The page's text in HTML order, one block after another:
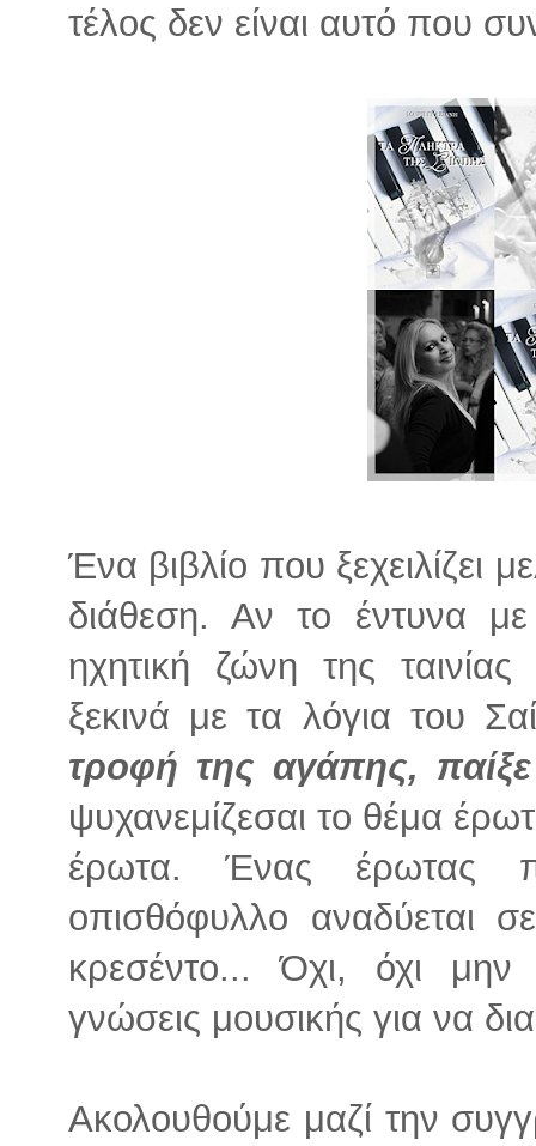
τέλος δεν είναι αυτό που
Ένα βιβλίο που ξεχειλίζει
διάθεση. Αν το έντυνα
ηχητική ζώνη της
ξεκινά με τα λόγια του
τροφή της αγάπης,
ψυχανεμίζεσαι το θέμα
έρωτα. Ένας έρωτας
οπισθόφυλλο αναδύεται
κρεσέντο... Όχι, όχι μην
γνώσεις μουσικής για να
Ακολουθούμε μαζί την